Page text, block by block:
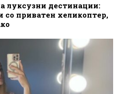
луксузни дестинации:
со приватен хеликоптер,